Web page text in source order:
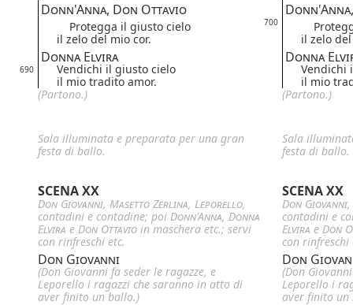
Donn'Anna, Don Ottavio
Protegga il giusto cielo 700
il zelo del mio cor.
il zelo
Donna Elvira Donna
690 Vendichi il giusto cielo
Vendichi
il mio tradito amor.
il mio
(Partono.)
(Partono.)
Sala illuminata e preparata per una gran
festa di ballo.
Sala
festa di ballo.
SCENA XX SCENA XX
Don Giovanni, Masetto Zerlina, Leporello,
contadini e contadine; poi Donn'Anna, Donna
Elvira e Don Ottavio in maschera etc.; servi
con rinfreschi etc.
Don Giovanni,
contadini e
Elvira e Don
con rinfreschi
Don Giovanni Don
(Don Giovanni fa seder le ragazze, e
Leporello i ragazzi che saranno in atto di
aver finito un ballo.)
(Don
Leporello i
aver finito un